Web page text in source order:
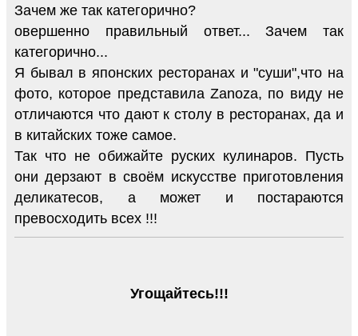
Зачем же так категорично?
овершенно правильный ответ... Зачем так
категорично...
Я бывал в японских ресторанах и "суши",что на
фото, которое представила Zanoza, по виду не
отличаются что дают к столу в ресторанах, да и
в китайских тоже самое.
Так что не обижайте руских кулинаров. Пусть
они дерзают в своём искусстве приготовления
деликатесов, а может и постараются
превосходить всех !!!
Угощайтесь!!!